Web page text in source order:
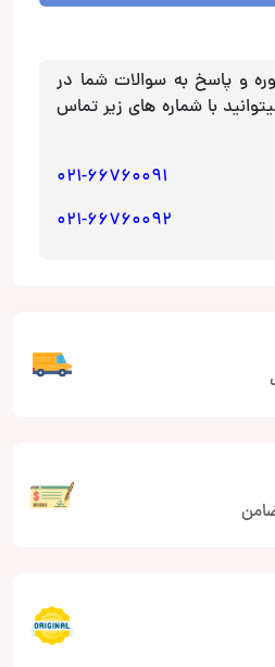
و پاسخ به سوالات شما در
با شماره های زیر تماس
021-66760091
021-66760092